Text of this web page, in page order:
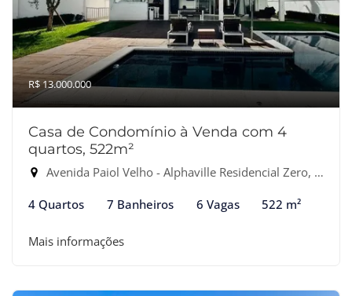
R$ 13.000.000
Casa de Condomínio à Venda com 4
quartos, 522m²
Avenida Paiol Velho - Alphaville Residencial Zero, Barueri-SP
4 Quartos 7 Banheiros 6 Vagas 522 m²
Mais informações